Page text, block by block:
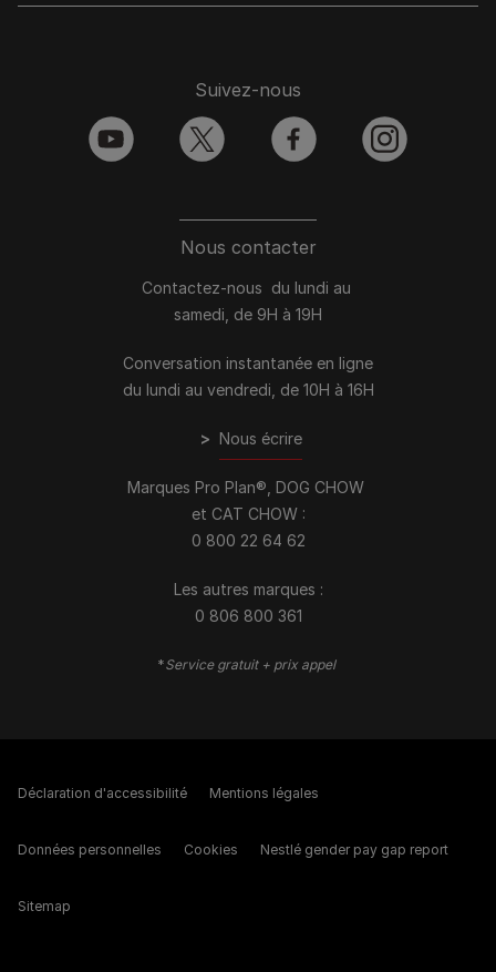
Nous contacter
Contactez-nous du lundi au
samedi, de 9H à 19H
Conversation instantanée en ligne
du lundi au vendredi, de 10H à 16H
> Nous écrire
Marques Pro Plan®, DOG CHOW
et CAT CHOW :
0 800 22 64 62
Les autres marques :​
0 806 800 361
*Service gratuit + prix appel
Suivez-nous
youtube twitter facebook instagram
Déclaration d'accessibilité Mentions légales
Données personnelles Cookies Nestlé gender pay gap report
Sitemap